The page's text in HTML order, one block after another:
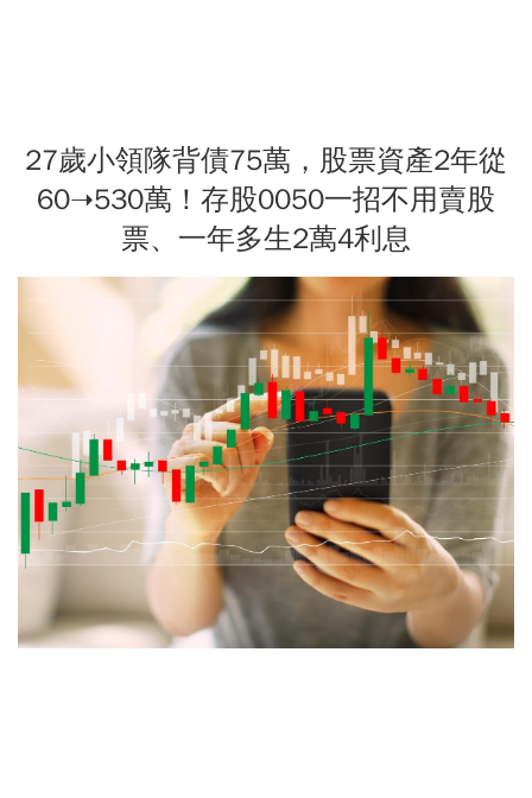
27歲小領隊背債75萬，股票資產2年從
60➝530萬！存股0050一招不用賣股
票、一年多生2萬4利息